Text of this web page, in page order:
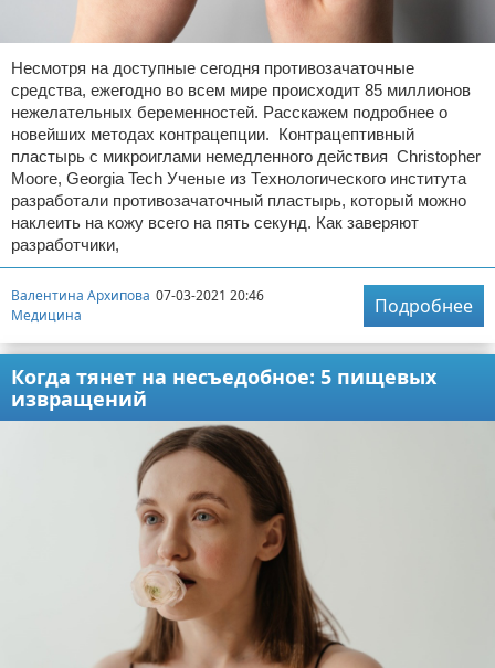
Несмотря на доступные сегодня противозачаточные
средства, ежегодно во всем мире происходит 85 миллионов
нежелательных беременностей. Расскажем подробнее о
новейших методах контрацепции. Контрацептивный
пластырь с микроиглами немедленного действия Christopher
Moore, Georgia Tech Ученые из Технологического института
разработали противозачаточный пластырь, который можно
наклеить на кожу всего на пять секунд. Как заверяют
разработчики,
Валентина Архипова 07-03-2021 20:46
Медицина
Подробнее
Когда тянет на несъедобное: 5 пищевых
извращений